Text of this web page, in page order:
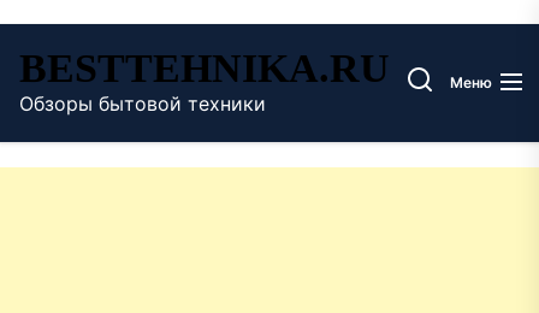
содержимому
BESTTEHNIKA.RU
Обзоры бытовой техники
Меню